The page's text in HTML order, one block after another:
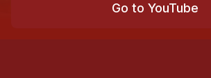
Go to YouTube